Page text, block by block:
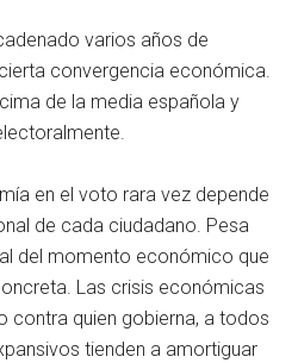
varios años de
convergencia económica.
de la media española y
en el voto rara vez depende
de cada ciudadano. Pesa
del momento económico que
Las crisis económicas
contra quien gobierna, a todos
tienden a amortiguar